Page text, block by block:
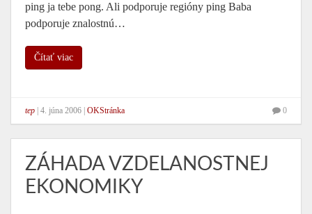
ping ja tebe pong. Ali podporuje regióny ping Baba
podporuje znalostnú…
Čítať viac
tep 4. júna 2006 OKStránka 0
ZÁHADA VZDELANOSTNEJ
EKONOMIKY